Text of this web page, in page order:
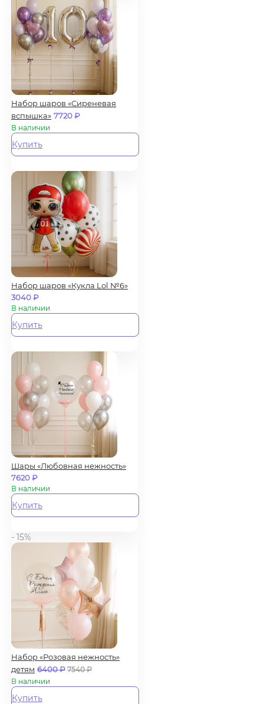
Набор шаров «Сиреневая
вспышка» 7720₽
В наличии
Купить
Набор шаров «Кукла Lol №6»
3040₽
В наличии
Купить
Шары «Любовная нежность»
7620₽
В наличии
Купить
- 15%
Набор «Розовая нежность»
детям 6400₽ 7540₽
В наличии
Купить